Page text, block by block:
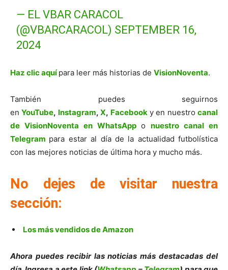
— EL VBAR CARACOL
(@VBARCARACOL) SEPTEMBER 16,
2024
Haz clic aquí para leer más historias de VisionNoventa.
También puedes seguirnos
enYouTube, Instagram,X, Facebook y en nuestro canal
de VisionNoventa en WhatsApponuestro canal en
Telegram para estar al día de la actualidad futbolística
con las mejores noticias de última hora y mucho más.
No dejes de visitar nuestra
sección:
Los más vendidos de Amazon
Ahora puedes recibir las noticias más destacadas del